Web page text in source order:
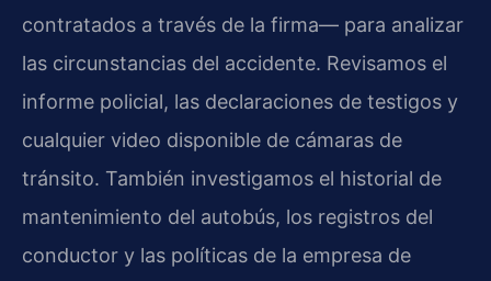
contratados a través de la firma— para analizar
las circunstancias del accidente. Revisamos el
informe policial, las declaraciones de testigos y
cualquier video disponible de cámaras de
tránsito. También investigamos el historial de
mantenimiento del autobús, los registros del
conductor y las políticas de la empresa de